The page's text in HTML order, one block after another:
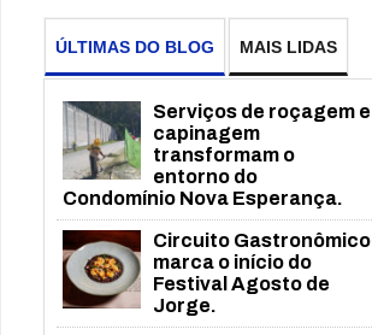
ÚLTIMAS DO BLOG MAIS LIDAS
Serviços de roçagem e
capinagem
transformam o
entorno do
Condomínio Nova Esperança.
Circuito Gastronômico
marca o início do
Festival Agosto de
Jorge.